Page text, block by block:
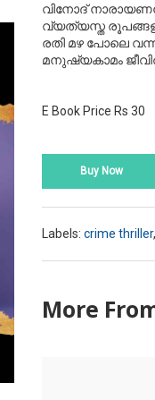
വിനോദ്
വ്യത്യസ്ത
രതി മഴ പോലെ
മനുഷ്യകാമം
E Book Price Rs 30
Buy Now
Labels: crime thriller,
More